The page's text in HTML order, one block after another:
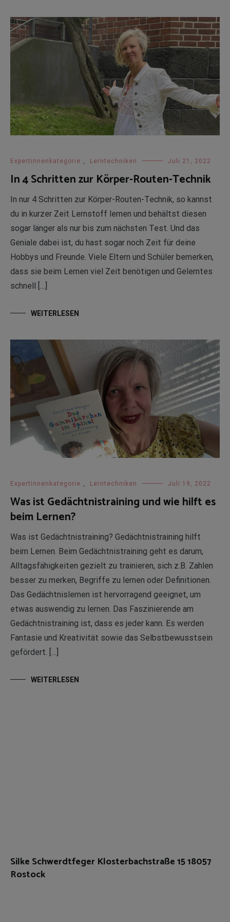
Expertinnenkategorie , Lerntechniken Juli 21, 2022
In 4 Schritten zur Körper-Routen-Technik
In nur 4 Schritten zur Körper-Routen-Technik, so kannst
du in kurzer Zeit Lernstoff lernen und behältst diesen
sogar länger als nur bis zum nächsten Test. Und das
Geniale dabei ist, du hast sogar noch Zeit für deine
Hobbys und Freunde. Viele Eltern und Schüler bemerken,
dass sie beim Lernen viel Zeit benötigen und Gelerntes
schnell […]
WEITERLESEN
Expertinnenkategorie , Lerntechniken Juli 19, 2022
Was ist Gedächtnistraining und wie hilft es
beim Lernen?
Was ist Gedächtnistraining? Gedächtnistraining hilft
beim Lernen. Beim Gedächtnistraining geht es darum,
Alltagsfähigkeiten gezielt zu trainieren, sich z.B. Zahlen
besser zu merken, Begriffe zu lernen oder Definitionen.
Das Gedächtnislernen ist hervorragend geeignet, um
etwas auswendig zu lernen. Das Faszinierende am
Gedächtnistraining ist, dass es jeder kann. Es werden
Fantasie und Kreativität sowie das Selbstbewusstsein
gefördert. […]
WEITERLESEN
Silke Schwerdtfeger Klosterbachstraße 15 18057
Rostock